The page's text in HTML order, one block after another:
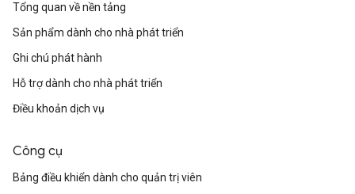
Tổng quan về nền tảng
Sản phẩm dành cho nhà phát triển
Ghi chú phát hành
Hỗ trợ dành cho nhà phát triển
Điều khoản dịch vụ
Công cụ
Bảng điều khiển dành cho quản trị viên